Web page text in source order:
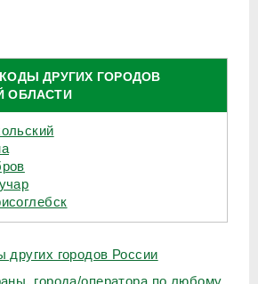
ДРУГИХ ГОРОДОВ
ОБЛАСТИ
городов России